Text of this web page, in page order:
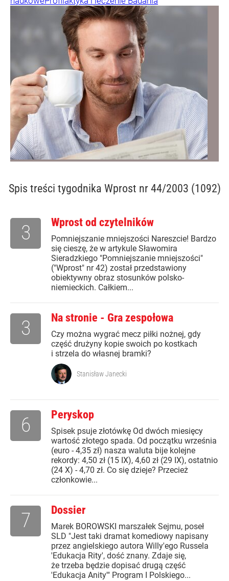
Spis treści tygodnika Wprost nr 44/2003 (1092)
Wprost od czytelników
Pomniejszanie mniejszości Nareszcie! Bardzo
się cieszę, że w artykule Sławomira
Sieradzkiego "Pomniejszanie mniejszości"
("Wprost" nr 42) został przedstawiony
obiektywny obraz stosunków polsko-
niemieckich. Całkiem...
3
Na stronie - Gra zespołowa
Czy można wygrać mecz piłki nożnej, gdy
część drużyny kopie swoich po kostkach
i strzela do własnej bramki?
3
Stanisław Janecki
Peryskop
Spisek psuje złotówkę Od dwóch miesięcy
wartość złotego spada. Od początku września
(euro - 4,35 zł) nasza waluta bije kolejne
rekordy: 4,50 zł (15 IX), 4,60 zł (29 IX), ostatnio
(24 X) - 4,70 zł. Co się dzieje? Przecież
członkowie...
6
Dossier
Marek BOROWSKI marszałek Sejmu, poseł
SLD "Jest taki dramat komediowy napisany
przez angielskiego autora Willy'ego Russela
'Edukacja Rity', dość znany. Zdaje się,
że trzeba będzie dopisać drugą część
'Edukacja Anity'" Program I Polskiego...
7